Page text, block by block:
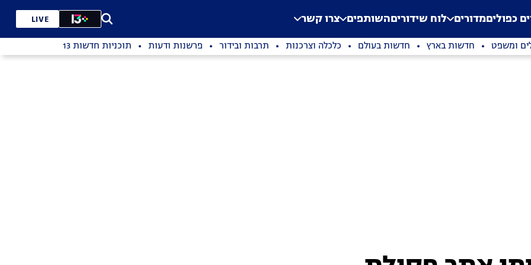
Application error: a
. כפוליםמדורים לוח שידוריםהשותפים צרו קשר LIVE
ומשפט חדשות בארץ חדשות בעולם כלכלה וצרכנות תרבות ובידור פרשנות ודעות תוכניות חדשות 13